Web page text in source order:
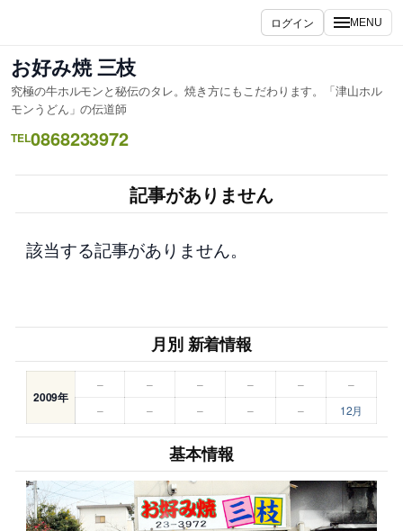
ス
キ
ッ
プ
ログイン MENU
お好み焼 三枝
究極の牛ホルモンと秘伝のタレ。焼き方にもこだわります。「津山ホル
モンうどん」の伝道師
TEL0868233972
記事がありません
該当する記事がありません。
月別 新着情報
2009年
– – – – –
–
–
– – – – 12月
基本情報